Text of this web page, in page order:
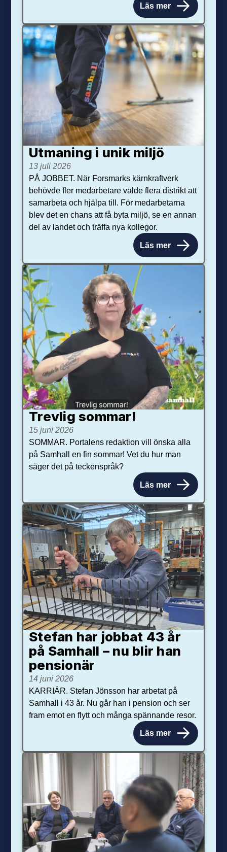
Läs mer
Utmaning i unik miljö
13 juli 2026
PÅ JOBBET. När Forsmarks kärnkraftverk
behövde fler medarbetare valde flera distrikt att
samarbeta och hjälpa till. För medarbetarna
blev det en chans att få byta miljö, se en annan
del av landet och träffa nya kollegor.
Läs mer
Trevlig sommar!
15 juni 2026
SOMMAR. Portalens redaktion vill önska alla
på Samhall en fin sommar! Vet du hur man
säger det på teckenspråk?
Läs mer
Stefan har jobbat 43 år
på Samhall – nu blir han
pensionär
14 juni 2026
KARRIÄR. Stefan Jönsson har arbetat på
Samhall i 43 år. Nu går han i pension och ser
fram emot en flytt och många spännande resor.
Läs mer